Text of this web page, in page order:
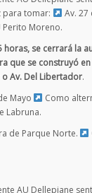
para tomar:
Av. 27
Perito Moreno.
horas, se cerrará la
que se construyó
Av. Del Libertador.
Mayo
Como
Labruna.
de Parque Norte.
AU Dellepiane